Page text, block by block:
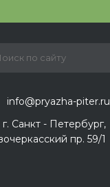
info@pryazha-piter.ru
г. Санкт - Петербург,
пр. 59/1